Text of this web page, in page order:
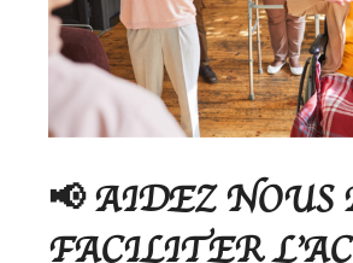
📢 AIDEZ NOUS
FACILITER